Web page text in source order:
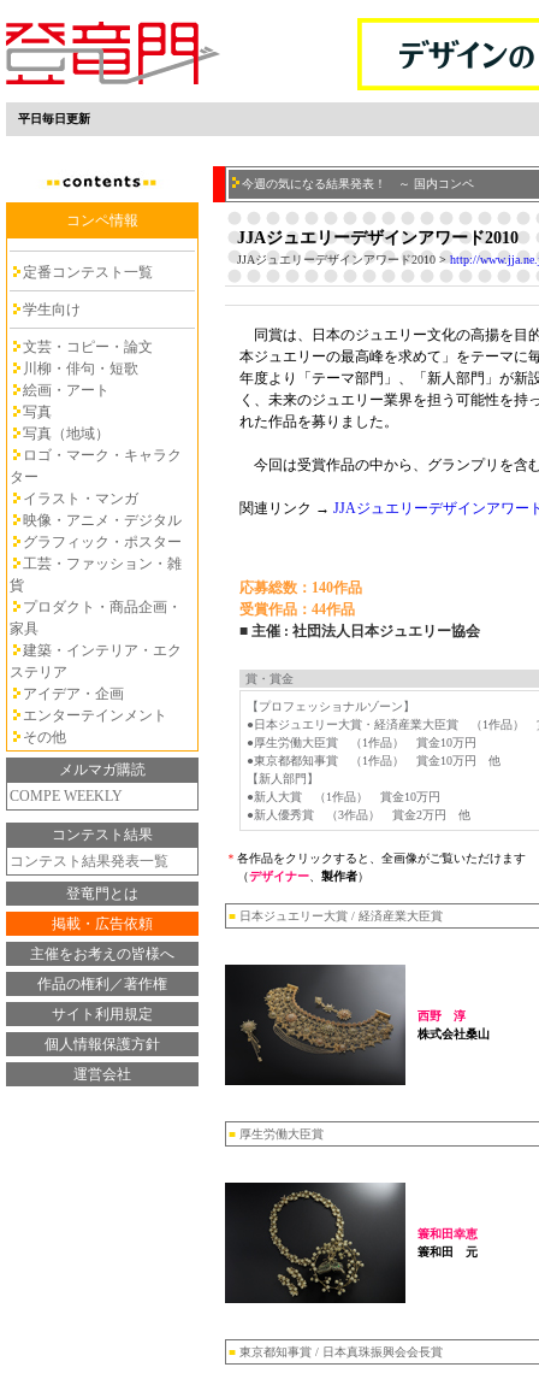
平日毎日更新
今週の気になる結果発表！ ～ 国内コンペ
コンペ情報
定番コンテスト一覧
学生向け
文芸・コピー・論文
川柳・俳句・短歌
絵画・アート
写真
写真（地域）
ロゴ・マーク・キャラク
ター
イラスト・マンガ
映像・アニメ・デジタル
グラフィック・ポスター
工芸・ファッション・雑
貨
プロダクト・商品企画・
家具
建築・インテリア・エク
ステリア
アイデア・企画
エンターテインメント
その他
メルマガ購読
COMPE WEEKLY
コンテスト結果
コンテスト結果発表一覧
登竜門とは
掲載・広告依頼
主催をお考えの皆様へ
作品の権利／著作権
サイト利用規定
個人情報保護方針
運営会社
JJAジュエリーデザインアワード2010
JJAジュエリーデザインアワード2010 > http://
同賞は、日本のジュエリー文化の高揚を目
本ジュエリーの最高峰を求めて」をテーマに
年度より「テーマ部門」、「新人部門」が新
く、未来のジュエリー業界を担う可能性を持
れた作品を募りました。
今回は受賞作品の中から、グランプリを含
関連リンク → JJAジュエリーデザインアワー
応募総数：140作品
受賞作品：44作品
■ 主催 : 社団法人日本ジュエリー協会
賞・賞金
【プロフェッショナルゾーン】
●日本ジュエリー大賞・経済産業大臣賞 （1作品）
●厚生労働大臣賞 （1作品） 賞金10万円
●東京都都知事賞 （1作品） 賞金10万円 他
【新人部門】
●新人大賞 （1作品） 賞金10万円
●新人優秀賞 （3作品） 賞金2万円 他
＊ 各作品をクリックすると、全画像がご覧いただけます
（デザイナー 製作者）
■ 日本ジュエリー大賞 / 経済産業大臣賞
西野 淳
株式会社桑山
■ 厚生労働大臣賞
簑和田幸恵
簑和田 元
■ 東京都知事賞 / 日本真珠振興会会長賞